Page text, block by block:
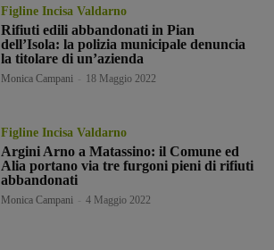
Figline Incisa Valdarno
Rifiuti edili abbandonati in Pian
dell’Isola: la polizia municipale denuncia
la titolare di un’azienda
Monica Campani 18 Maggio 2022
Figline Incisa Valdarno
Argini Arno a Matassino: il Comune ed
Alia portano via tre furgoni pieni di rifiuti
abbandonati
Monica Campani 4 Maggio 2022